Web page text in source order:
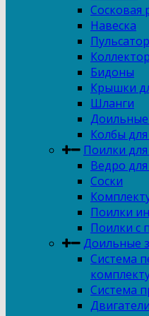
Сосковая
Навеска
Бидоны
Крышки
Шланги
Доильные
Колбы
Поилки
Ведро
Соски
Поилки
Поилки с
Доильные
Система
Система